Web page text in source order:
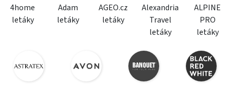
4home
letáky
Adam
letáky
AGEO.cz
letáky
Alexandria
Travel
letáky
ALPINE
PRO
letáky